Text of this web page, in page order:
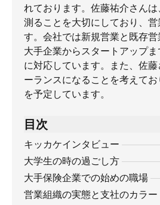
れております。佐藤祐介さん
測ることを大切にしており、営
す。会社では新規営業と既存営
大手企業からスタートアップ
に対応しています。また、佐
ーランスになることを考えて
を予定しています。
目次
キッカケインタビュー
大学生の時の過ごし方
大手保険企業での始めの職場
営業組織の実態と支社のカラー